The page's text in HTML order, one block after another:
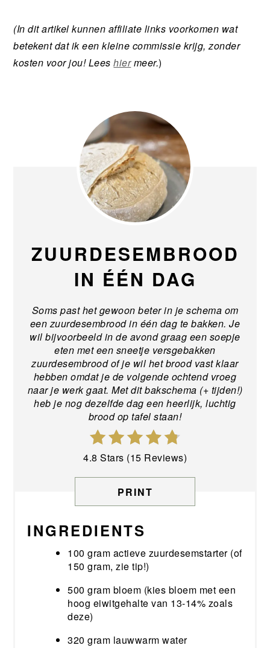
(In dit artikel kunnen affiliate links voorkomen wat
betekent dat ik een kleine commissie krijg, zonder
kosten voor jou! Leeshiermeer.)
ZUURDESEMBROOD
IN ÉÉN DAG
Soms past het gewoon beter in je schema om
een zuurdesembrood in één dag te bakken. Je
wil bijvoorbeeld in de avond graag een soepje
eten met een sneetje versgebakken
zuurdesembrood of je wil het brood vast klaar
hebben omdat je de volgende ochtend vroeg
naar je werk gaat. Met ditbakschema (+ tijden!)
heb je nog dezelfde dag een heerlijk, luchtig
brood op tafel staan!
4.8 Stars (15 Reviews)
PRINT
INGREDIENTS
100 gram actieve zuurdesemstarter (of
150 gram, zie tip!)
500 gram bloem (kies bloem met een
hoog eiwitgehalte van 13-14% zoals
deze)
320 gram lauwwarm water